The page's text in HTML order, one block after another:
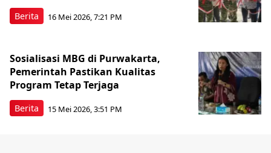
Berita 16 Mei 2026, 7:21 PM
Berita
Sosialisasi MBG di Purwakarta,
Pemerintah Pastikan Kualitas
Program Tetap Terjaga
15 Mei 2026, 3:51 PM